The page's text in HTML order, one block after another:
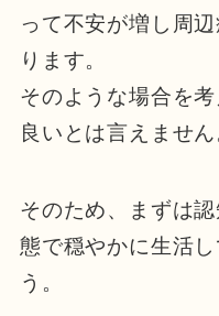
って不安が増し周
ります。
そのような場合を
良いとは言えません
そのため、まずは
態で穏やかに生活
う。